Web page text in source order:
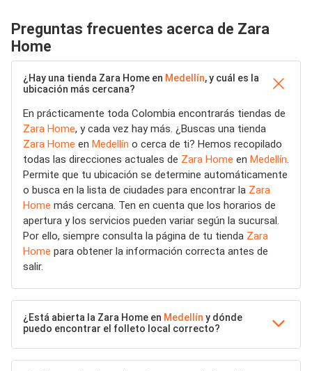
Preguntas frecuentes acerca de Zara
Home
¿Hay una tienda Zara Home en Medellín, y cuál es la
ubicación más cercana?
En prácticamente toda Colombia encontrarás tiendas de
Zara Home, y cada vez hay más. ¿Buscas una tienda
Zara Home en Medellín o cerca de ti? Hemos recopilado
todas las direcciones actuales de Zara Home en Medellín.
Permite que tu ubicación se determine automáticamente
o busca en la lista de ciudades para encontrar la Zara
Home más cercana. Ten en cuenta que los horarios de
apertura y los servicios pueden variar según la sucursal.
Por ello, siempre consulta la página de tu tienda Zara
Home para obtener la información correcta antes de
salir.
¿Está abierta la Zara Home en Medellín y dónde
puedo encontrar el folleto local correcto?